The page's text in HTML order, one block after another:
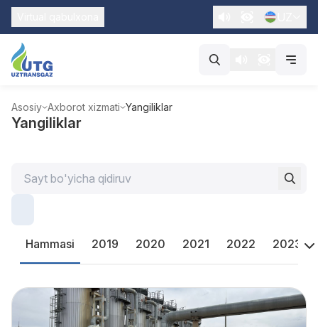
Asosiy Axborot xizmati Yangiliklar
Yangiliklar
Hammasi 2019 2020 2021 2022 2023